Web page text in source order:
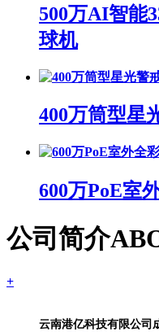
500万AI智能
球机
400万筒型星
600万PoE室
公司简介
+
云南港亿科技有限公司